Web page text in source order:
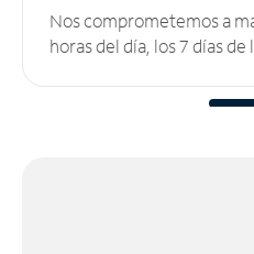
Nos comprometemos a
horas del día, los 7 días de